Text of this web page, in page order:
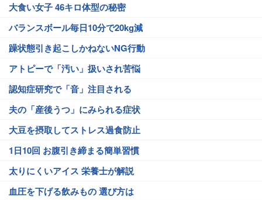
大食い女子 46キロ体型の秘密
バランスボール毎日10分で20kg減
躁状態引き起こしかねないNG行動
アトピーで「汚い」扱いされ苦悩
認知症研究で「音」注目される
夫の「産後うつ」にみられる症状
大豆を摂取してストレス過食防止
1日10回 お腹引き締まる簡単習慣
太りにくいアイス 栄養士が解説
血圧を下げる飲みもの 選び方は